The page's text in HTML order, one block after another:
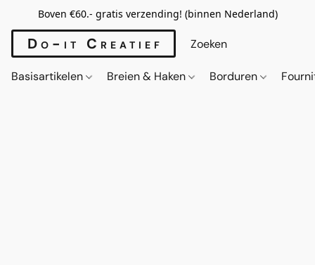
Boven €60.- gratis verzending! (binnen Nederland)
Do-it Creatief
Basisartikelen Breien & Haken Borduren